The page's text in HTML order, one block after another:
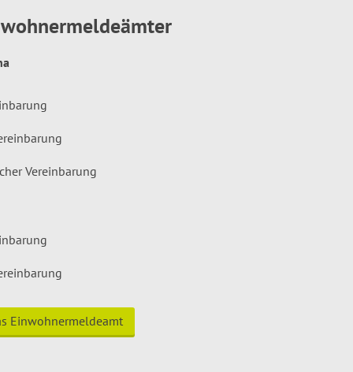
Vereinbarung
Einwohnermeldeamt